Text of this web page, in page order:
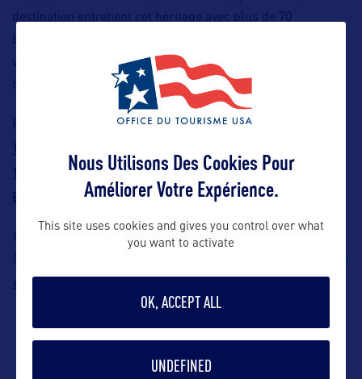
destination entretient cet héritage avec plus de 70
brasseries artisanales, des circuits de dégustation et des
visites guidées qui explorent aussi bien les quartiers
historiques que les caves souterraines.
Parmi les expériences phares :American Legacy Tours
The Brewing Heritage Trail
Trail
Cincy Brew Busou encore lePedal Wagon
Brewery Cruise.
Contact : Unique Consulting, Représentation en France de
l’Office du Tourisme Cincy Region, Charlotte Bonis, E-mail :
charlotte@uniqueconsulting.fr
Nous Utilisons Des Cookies Pour
Améliorer Votre Expérience.
This site uses cookies and gives you control over what
you want to activate
OK, ACCEPT ALL
UNDEFINED